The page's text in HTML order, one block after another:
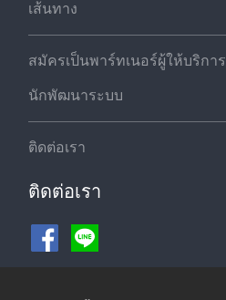
เส้นทาง
สมัครเป็นพาร์ทเนอร์ผู้ให้บริการ
นักพัฒนาระบบ
ติดต่อเรา
ติดต่อเรา